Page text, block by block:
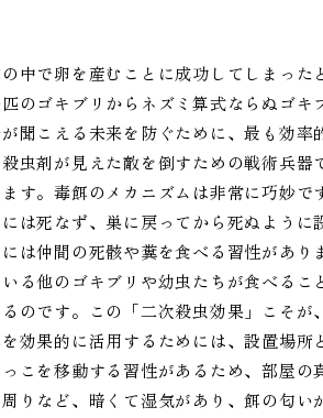
中で卵を産むことに成功してしまった
のゴキブリからネズミ算式ならぬゴキ
聞こえる未来を防ぐために、最も効率
虫剤が見えた敵を倒すための戦術兵器
す。毒餌のメカニズムは非常に巧妙で
は死なず、巣に戻ってから死ぬように
は仲間の死骸や糞を食べる習性があり
る他のゴキブリや幼虫たちが食べるこ
のです。この「二次殺虫効果」こそが
効果的に活用するためには、設置場所
こを移動する習性があるため、部屋の
りなど、暗くて湿気があり、餌の匂い